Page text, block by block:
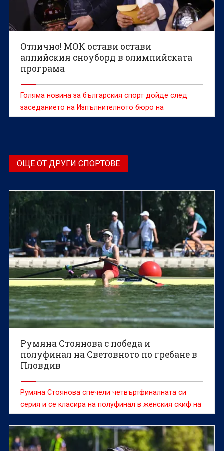
Отлично! МОК остави остави
алпийския сноуборд в олимпийската
програма
Голяма новина за българския спорт дойде след
заседанието на Изпълнителното бюро на
Международния олимпийски комитет (МОК)
ОЩЕ ОТ ДРУГИ СПОРТОВЕ
Румяна Стоянова с победа и
полуфинал на Световното по гребане в
Пловдив
Румяна Стоянова спечели четвъртфиналната си
серия и се класира на полуфинал в женския скиф на
Световното първенство по гребане до 19 г. в
Пловдив.